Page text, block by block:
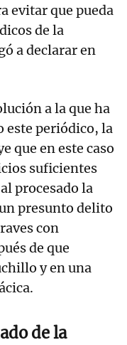
evitar que pueda
de la
a declarar en
a la que ha
este periódico, la
que en este caso
suficientes
procesado la
presunto delito
con
de que
y en una
de la